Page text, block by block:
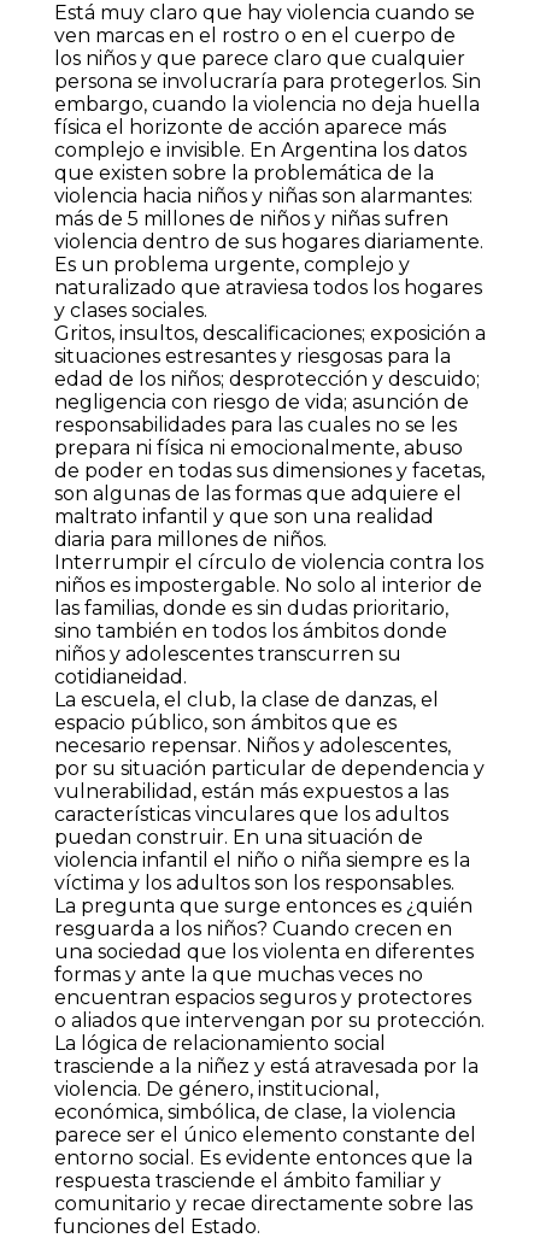
Está muy claro que hay violencia cuando se
ven marcas en el rostro o en el cuerpo de
los niños y que parece claro que cualquier
persona se involucraría para protegerlos. Sin
embargo, cuando la violencia no deja huella
física el horizonte de acción aparece más
complejo e invisible. En Argentina los datos
que existen sobre la problemática de la
violencia hacia niños y niñas son alarmantes:
más de 5 millones de niños y niñas sufren
violencia dentro de sus hogares diariamente.
Es un problema urgente, complejo y
naturalizado que atraviesa todos los hogares
y clases sociales.
Gritos, insultos, descalificaciones; exposición a
situaciones estresantes y riesgosas para la
edad de los niños; desprotección y descuido;
negligencia con riesgo de vida; asunción de
responsabilidades para las cuales no se les
prepara ni física ni emocionalmente, abuso
de poder en todas sus dimensiones y facetas,
son algunas de las formas que adquiere el
maltrato infantil y que son una realidad
diaria para millones de niños.
Interrumpir el círculo de violencia contra los
niños es impostergable. No solo al interior de
las familias, donde es sin dudas prioritario,
sino también en todos los ámbitos donde
niños y adolescentes transcurren su
cotidianeidad.
La escuela, el club, la clase de danzas, el
espacio público, son ámbitos que es
necesario repensar. Niños y adolescentes,
por su situación particular de dependencia y
vulnerabilidad, están más expuestos a las
características vinculares que los adultos
puedan construir. En una situación de
violencia infantil el niño o niña siempre es la
víctima y los adultos son los responsables.
La pregunta que surge entonces es ¿quién
resguarda a los niños? Cuando crecen en
una sociedad que los violenta en diferentes
formas y ante la que muchas veces no
encuentran espacios seguros y protectores
o aliados que intervengan por su protección.
La lógica de relacionamiento social
trasciende a la niñez y está atravesada por la
violencia. De género, institucional,
económica, simbólica, de clase, la violencia
parece ser el único elemento constante del
entorno social. Es evidente entonces que la
respuesta trasciende el ámbito familiar y
comunitario y recae directamente sobre las
funciones del Estado.